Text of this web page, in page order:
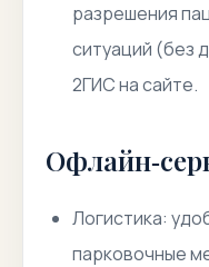
разрешения
ситуаций (без
2ГИС на сайте.
Логистика:
парковочные